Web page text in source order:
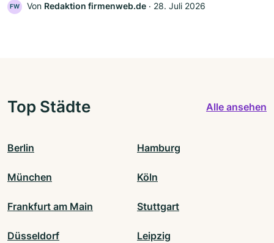
FW Von Redaktion firmenweb.de ‧ 28. Juli 2026
Top Städte Alle ansehen
Berlin Hamburg
München Köln
Frankfurt am Main Stuttgart
Düsseldorf Leipzig